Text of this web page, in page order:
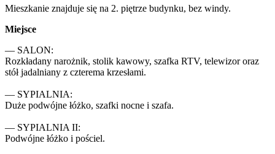
Mieszkanie znajduje się na 2. piętrze budynku, bez windy.
Miejsce
— SALON:
Rozkładany narożnik, stolik kawowy, szafka RTV, telewizor oraz
stół jadalniany z czterema krzesłami.
— SYPIALNIA:
Duże podwójne łóżko, szafki nocne i szafa.
— SYPIALNIA II:
Podwójne łóżko i pościel.